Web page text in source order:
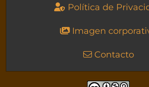
Política de
Imagen
Contacto